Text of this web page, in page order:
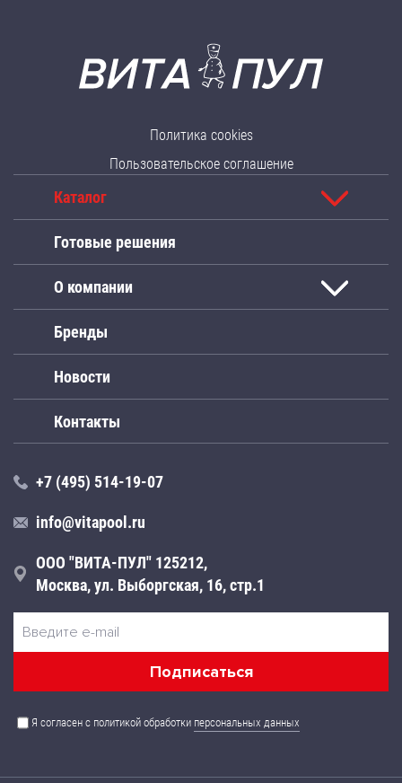
Политика cookies
Пользовательское соглашение
Каталог
Готовые решения
О компании
Бренды
Новости
Контакты
+7 (495) 514-19-07
info@vitapool.ru
ООО "ВИТА-ПУЛ" 125212,
Москва, ул. Выборгская, 16, стр.1
Я согласен с политикой обработки персональных данных